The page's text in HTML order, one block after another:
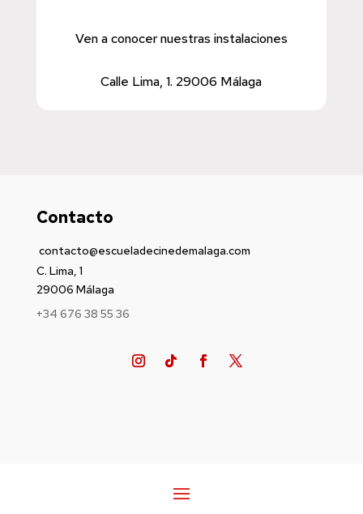
Ven a conocer nuestras instalaciones
Calle Lima, 1. 29006 Málaga
Contacto
contacto@escueladecinedemalaga.com
C. Lima, 1
29006 Málaga
+34 676 38 55 36